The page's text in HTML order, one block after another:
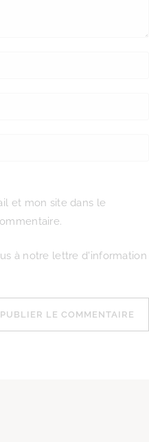
et mon site dans le
à notre lettre d'information